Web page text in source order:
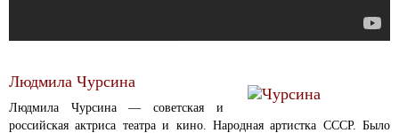
Людмила Чурсина
Людмила Чурсина — советская и
российская актриса театра и кино. Народная артистка СССР. Было